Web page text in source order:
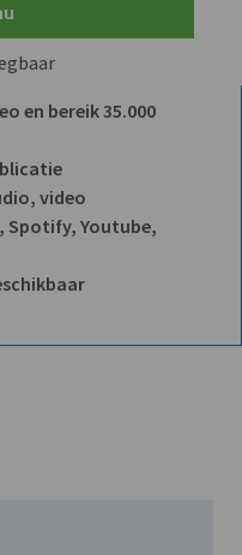
en bereik 35.000
video
Spotify, Youtube,